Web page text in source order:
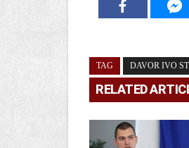
TAG DAVOR IVO
RELATED